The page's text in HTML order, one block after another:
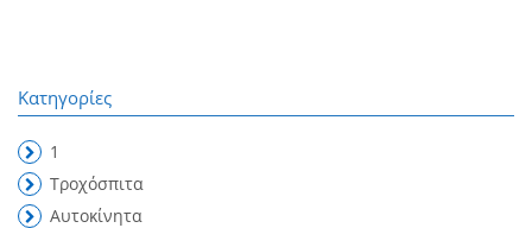
Κατηγορίες
1
Τροχόσπιτα
Αυτοκίνητα